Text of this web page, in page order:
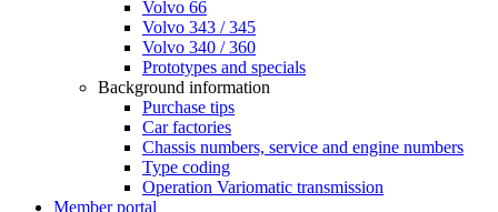
Volvo 66
Volvo 343 / 345
Volvo 340 / 360
Prototypes and specials
Background information
Purchase tips
Car factories
Chassis numbers, service and engine numbers
Type coding
Operation Variomatic transmission
Member portal